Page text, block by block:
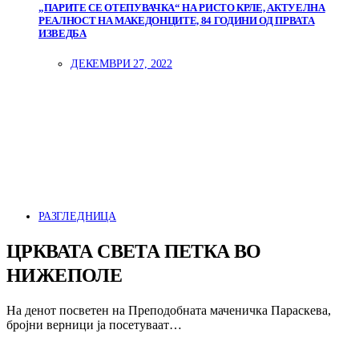
„ПАРИТЕ СЕ ОТЕПУВАЧКА“ НА РИСТО КРЛЕ, АКТУЕЛНА
РЕАЛНОСТ НА МАКЕДОНЦИТЕ, 84 ГОДИНИ ОД ПРВАТА
ИЗВЕДБА
ДЕКЕМВРИ 27, 2022
РАЗГЛЕДНИЦА
ЦРКВАТА СВЕТА ПЕТКА ВО
НИЖЕПОЛЕ
На денот посветен на Преподобната маченичка Параскева,
бројни верници ја посетуваат…